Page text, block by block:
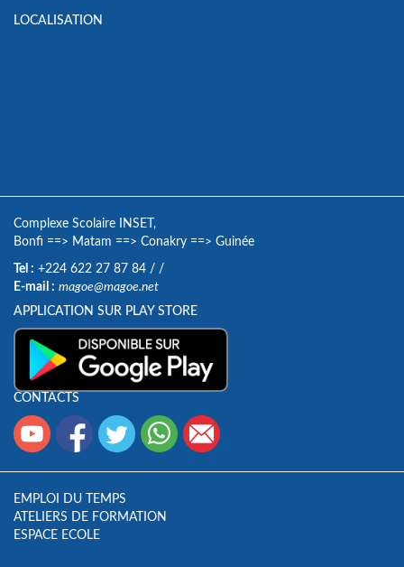
LOCALISATION
Complexe Scolaire INSET,
Bonfi ==> Matam ==> Conakry ==> Guinée
Tel : +224 622 27 87 84 / /
E-mail : magoe@magoe.net
APPLICATION SUR PLAY STORE
CONTACTS
EMPLOI DU TEMPS
ATELIERS DE FORMATION
ESPACE ECOLE